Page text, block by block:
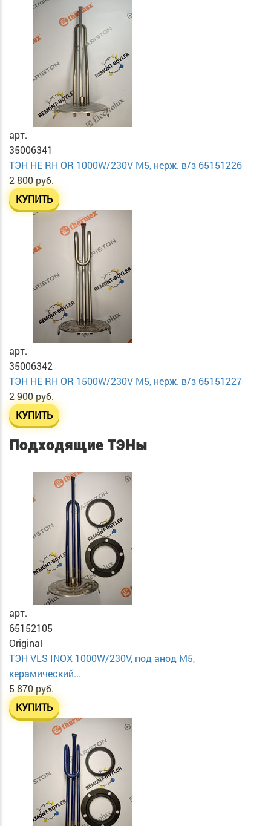
арт.
35006341
ТЭН HE RH OR 1000W/230V М5, нерж. в/з 65151226
2 800 руб.
КУПИТЬ
арт.
35006342
ТЭН HE RH OR 1500W/230V М5, нерж. в/з 65151227
2 900 руб.
КУПИТЬ
Подходящие ТЭНы
арт.
65152105
Original
ТЭН VLS INOX 1000W/230V, под анод М5,
керамический...
5 870 руб.
КУПИТЬ